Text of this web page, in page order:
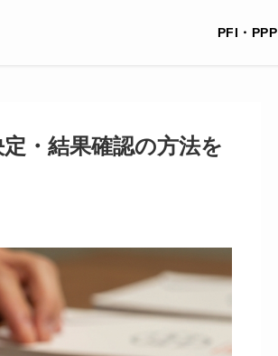
PFI・PPP
・結果確認の方法を